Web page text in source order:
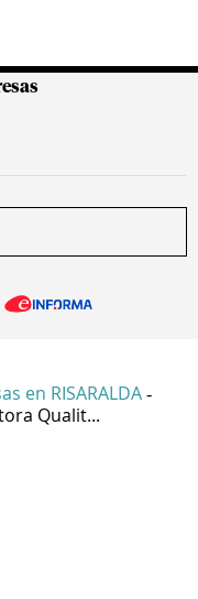
en RISARALDA -
Qualit...